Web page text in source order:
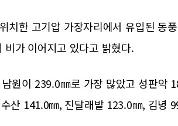
치한 고기압 가장자리에서 유입된 동
비가 이어지고 있다고 밝혔다.
원이 239.0㎜로 가장 많았고 성판악
산 141.0㎜, 진달래밭 123.0㎜, 김녕